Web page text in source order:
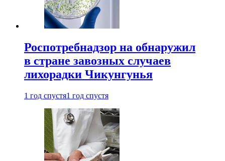
Роспотребнадзор на обнаружил
в стране завозных случаев
лихорадки Чикунгунья
1 год спустя1 год спустя